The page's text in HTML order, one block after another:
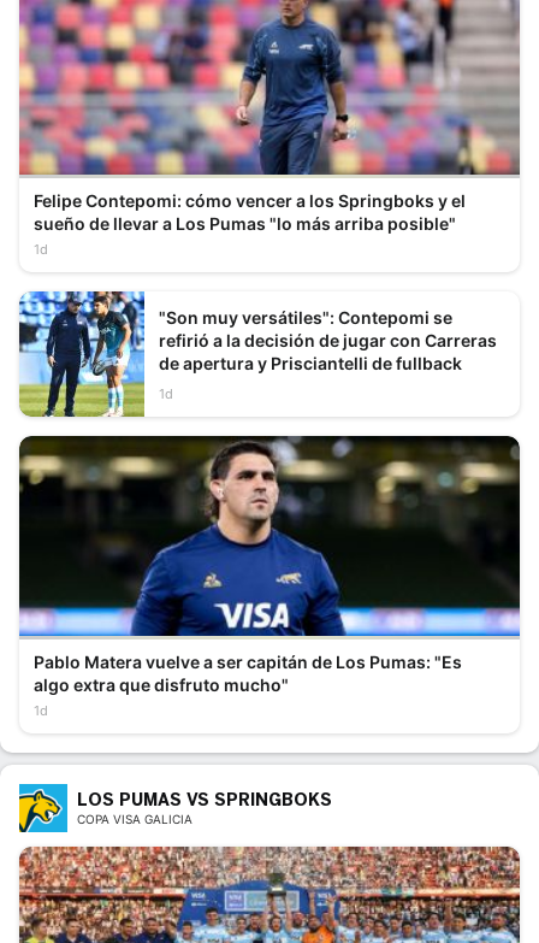
Felipe Contepomi: cómo vencer a los Springboks y el
sueño de llevar a Los Pumas "lo más arriba posible"
1d
"Son muy versátiles": Contepomi se
refirió a la decisión de jugar con Carreras
de apertura y Prisciantelli de fullback
1d
Pablo Matera vuelve a ser capitán de Los Pumas: "Es
algo extra que disfruto mucho"
1d
LOS PUMAS VS SPRINGBOKS
COPA VISA GALICIA